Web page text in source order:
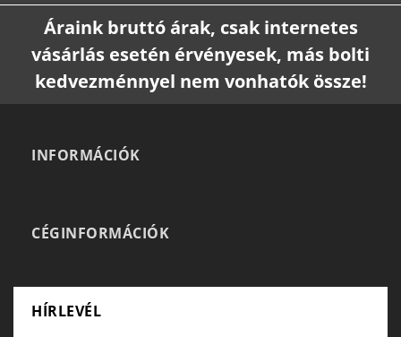
Áraink bruttó árak, csak internetes
vásárlás esetén érvényesek, más bolti
kedvezménnyel nem vonhatók össze!
INFORMÁCIÓK
CÉGINFORMÁCIÓK
HÍRLEVÉL